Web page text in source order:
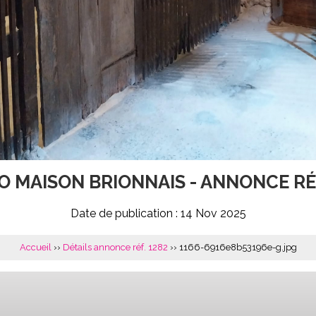
MAISON BRIONNAIS - ANNONCE
Date de publication : 14 Nov 2025
Accueil ›› Détails annonce réf. 1282 ›› 1166-6916e8b53196e-g.jpg